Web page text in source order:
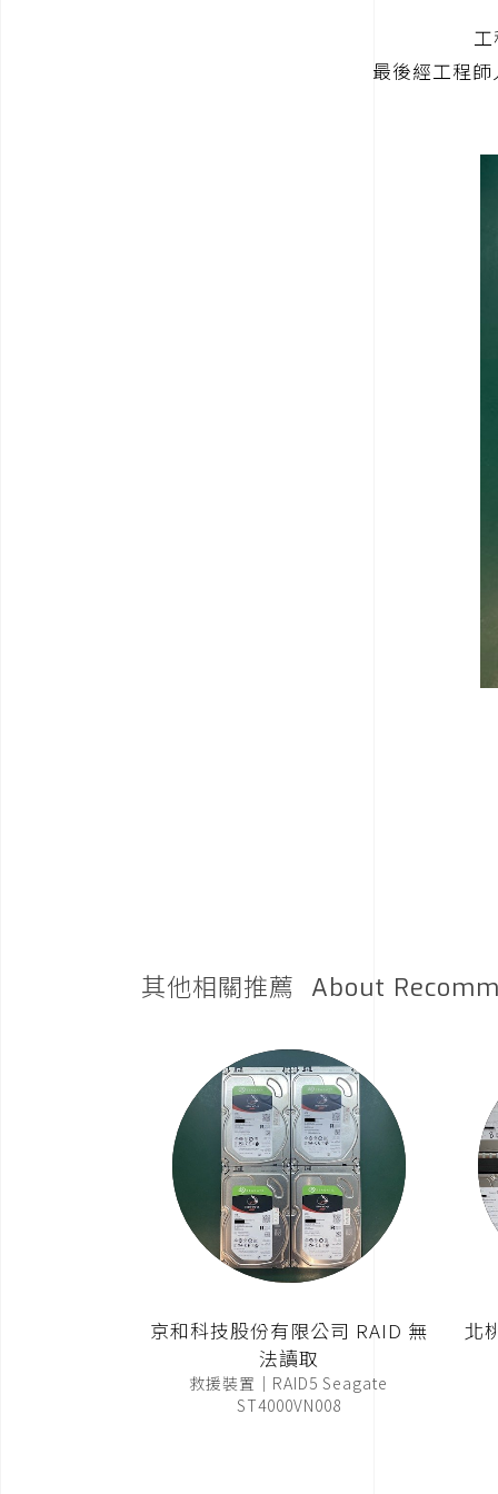
最後經工程
其他相關推薦 About
京和科技股份有限公司 RAID 無
法讀取
救援裝置｜RAID5 Seagate
ST4000VN008
北